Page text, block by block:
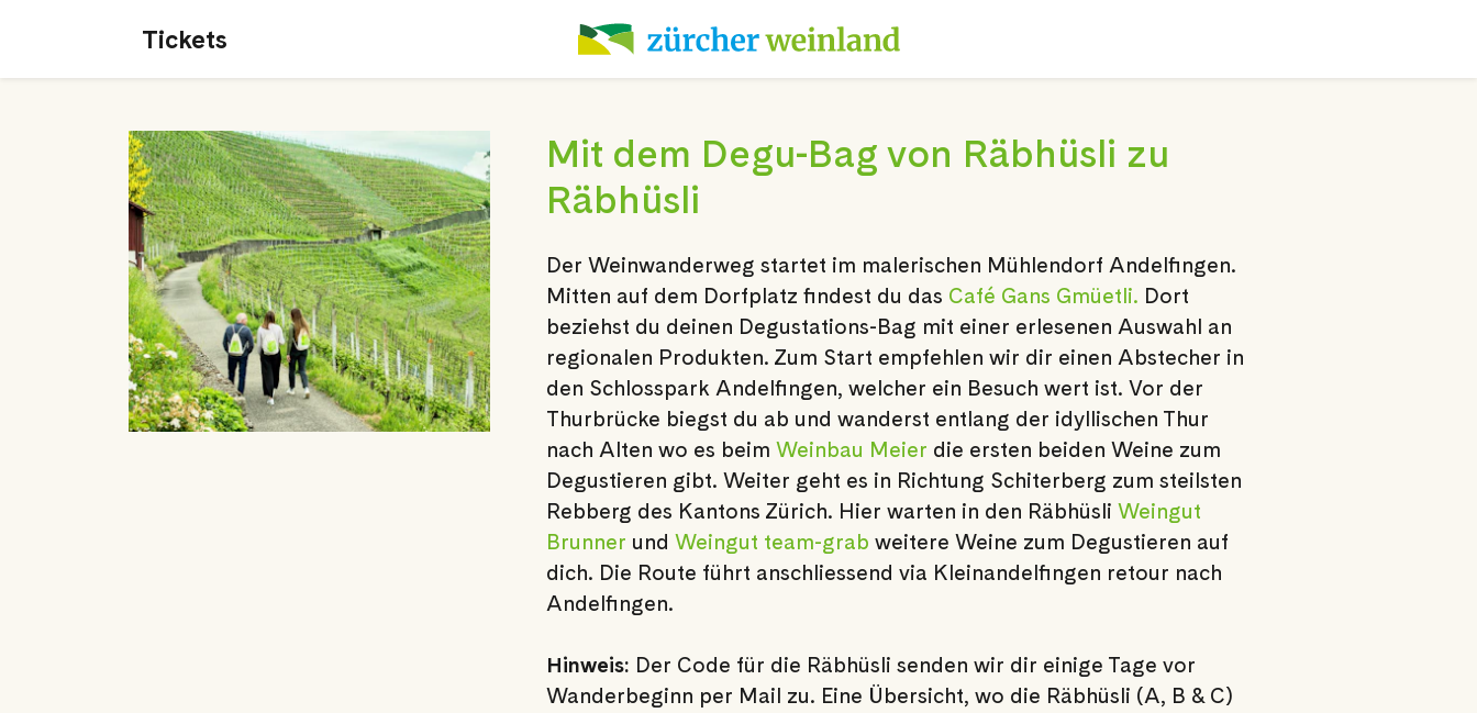
Tickets
Mit dem Degu-Bag von Räbhüsli zu
Räbhüsli
Der Weinwanderweg startet im malerischen Mühlendorf Andelfingen.
Mitten auf dem Dorfplatz findest du das Café Gans Gmüetli. Dort
beziehst du deinen Degustations-Bag mit einer erlesenen Auswahl an
regionalen Produkten. Zum Start empfehlen wir dir einen Abstecher in
den Schlosspark Andelfingen, welcher ein Besuch wert ist. Vor der
Thurbrücke biegst du ab und wanderst entlang der idyllischen Thur
nach Alten wo es beim Weinbau Meier die ersten beiden Weine zum
Degustieren gibt. Weiter geht es in Richtung Schiterberg zum steilsten
Rebberg des Kantons Zürich. Hier warten in den Räbhüsli Weingut
Brunner und Weingut team-grab weitere Weine zum Degustieren auf
dich. Die Route führt anschliessend via Kleinandelfingen retour nach
Andelfingen.
Hinweis: Der Code für die Räbhüsli senden wir dir einige Tage vor
Wanderbeginn per Mail zu. Eine Übersicht, wo die Räbhüsli (A, B & C)